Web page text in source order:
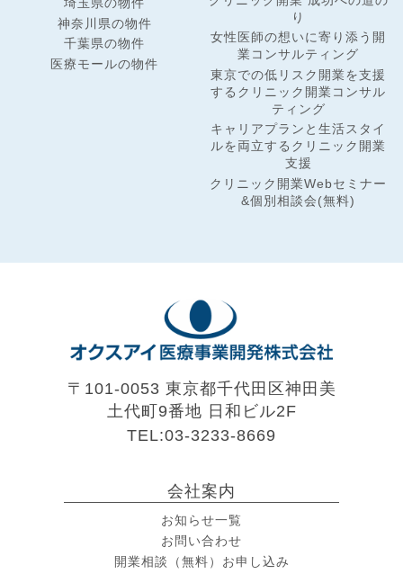
埼玉県の物件
神奈川県の物件
千葉県の物件
医療モールの物件
り
女性医師の想いに寄り添う開
業コンサルティング
東京での低リスク開業を支援
するクリニック開業コンサル
ティング
キャリアプランと生活スタイ
ルを両立するクリニック開業
支援
クリニック開業Webセミナー
&個別相談会(無料)
〒101-0053 東京都千代田区神田美
土代町9番地 日和ビル2F
TEL:03-3233-8669
会社案内
お知らせ一覧
お問い合わせ
開業相談（無料）お申し込み